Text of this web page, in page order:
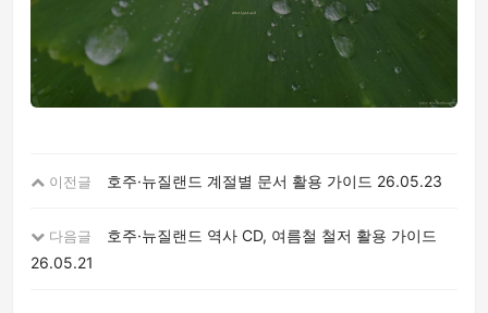
이전글 호주·뉴질랜드 계절별 문서 활용 가이드 26.05.23
다음글
호주·뉴질랜드 역사 CD, 여름철 철저 활용 가이드
26.05.21